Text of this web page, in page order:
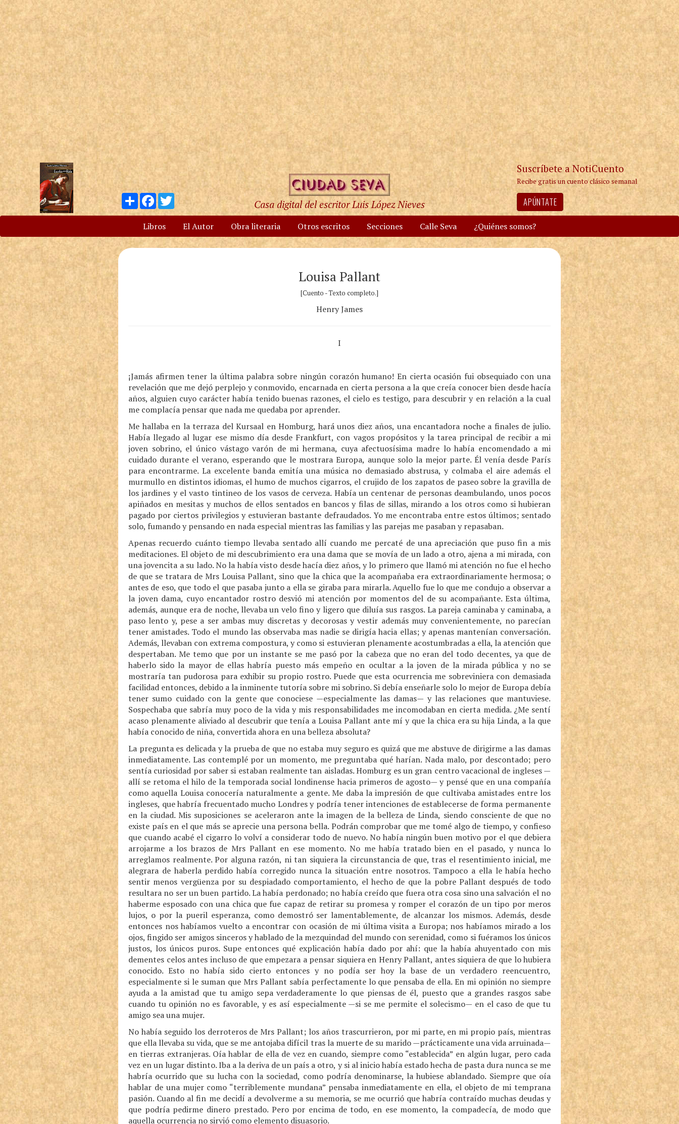
Compartir
Facebook
Twitter
Casa digital del escritor Luis López Nieves
Suscríbete a NotiCuento
Recibe gratis un cuento clásico semanal
APÚNTATE
Libros El Autor Obra literaria Otros escritos Secciones Calle Seva ¿Quiénes somos?
Louisa Pallant
[Cuento - Texto completo.]
Henry James
I
¡Jamás afirmen tener la última palabra sobre ningún corazón humano! En cierta ocasión fui obsequiado con una
revelación que me dejó perplejo y conmovido, encarnada en cierta persona a la que creía conocer bien desde hacía
años, alguien cuyo carácter había tenido buenas razones, el cielo es testigo, para descubrir y en relación a la cual
me complacía pensar que nada me quedaba por aprender.
Me hallaba en la terraza del Kursaal en Homburg, hará unos diez años, una encantadora noche a finales de julio.
Había llegado al lugar ese mismo día desde Frankfurt, con vagos propósitos y la tarea principal de recibir a mi
joven sobrino, el único vástago varón de mi hermana, cuya afectuosísima madre lo había encomendado a mi
cuidado durante el verano, esperando que le mostrara Europa, aunque solo la mejor parte. Él venía desde París
para encontrarme. La excelente banda emitía una música no demasiado abstrusa, y colmaba el aire además el
murmullo en distintos idiomas, el humo de muchos cigarros, el crujido de los zapatos de paseo sobre la gravilla de
los jardines y el vasto tintineo de los vasos de cerveza. Había un centenar de personas deambulando, unos pocos
apiñados en mesitas y muchos de ellos sentados en bancos y filas de sillas, mirando a los otros como si hubieran
pagado por ciertos privilegios y estuvieran bastante defraudados. Yo me encontraba entre estos últimos; sentado
solo, fumando y pensando en nada especial mientras las familias y las parejas me pasaban y repasaban.
Apenas recuerdo cuánto tiempo llevaba sentado allí cuando me percaté de una apreciación que puso fin a mis
meditaciones. El objeto de mi descubrimiento era una dama que se movía de un lado a otro, ajena a mi mirada, con
una jovencita a su lado. No la había visto desde hacía diez años, y lo primero que llamó mi atención no fue el hecho
de que se tratara de Mrs Louisa Pallant, sino que la chica que la acompañaba era extraordinariamente hermosa; o
antes de eso, que todo el que pasaba junto a ella se giraba para mirarla. Aquello fue lo que me condujo a observar a
la joven dama, cuyo encantador rostro desvió mi atención por momentos del de su acompañante. Esta última,
además, aunque era de noche, llevaba un velo fino y ligero que diluía sus rasgos. La pareja caminaba y caminaba, a
paso lento y, pese a ser ambas muy discretas y decorosas y vestir además muy convenientemente, no parecían
tener amistades. Todo el mundo las observaba mas nadie se dirigía hacia ellas; y apenas mantenían conversación.
Además, llevaban con extrema compostura, y como si estuvieran plenamente acostumbradas a ella, la atención que
despertaban. Me temo que por un instante se me pasó por la cabeza que no eran del todo decentes, ya que de
haberlo sido la mayor de ellas habría puesto más empeño en ocultar a la joven de la mirada pública y no se
mostraría tan pudorosa para exhibir su propio rostro. Puede que esta ocurrencia me sobreviniera con demasiada
facilidad entonces, debido a la inminente tutoría sobre mi sobrino. Si debía enseñarle solo lo mejor de Europa debía
tener sumo cuidado con la gente que conociese —especialmente las damas— y las relaciones que mantuviese.
Sospechaba que sabría muy poco de la vida y mis responsabilidades me incomodaban en cierta medida. ¿Me sentí
acaso plenamente aliviado al descubrir que tenía a Louisa Pallant ante mí y que la chica era su hija Linda, a la que
había conocido de niña, convertida ahora en una belleza absoluta?
La pregunta es delicada y la prueba de que no estaba muy seguro es quizá que me abstuve de dirigirme a las damas
inmediatamente. Las contemplé por un momento, me preguntaba qué harían. Nada malo, por descontado; pero
sentía curiosidad por saber si estaban realmente tan aisladas. Homburg es un gran centro vacacional de ingleses —
allí se retoma el hilo de la temporada social londinense hacia primeros de agosto— y pensé que en una compañía
como aquella Louisa conocería naturalmente a gente. Me daba la impresión de que cultivaba amistades entre los
ingleses, que habría frecuentado mucho Londres y podría tener intenciones de establecerse de forma permanente
en la ciudad. Mis suposiciones se aceleraron ante la imagen de la belleza de Linda, siendo consciente de que no
existe país en el que más se aprecie una persona bella. Podrán comprobar que me tomé algo de tiempo, y confieso
que cuando acabé el cigarro lo volví a considerar todo de nuevo. No había ningún buen motivo por el que debiera
arrojarme a los brazos de Mrs Pallant en ese momento. No me había tratado bien en el pasado, y nunca lo
arreglamos realmente. Por alguna razón, ni tan siquiera la circunstancia de que, tras el resentimiento inicial, me
alegrara de haberla perdido había corregido nunca la situación entre nosotros. Tampoco a ella le había hecho
sentir menos vergüenza por su despiadado comportamiento, el hecho de que la pobre Pallant después de todo
resultara no ser un buen partido. La había perdonado; no había creído que fuera otra cosa sino una salvación el no
haberme esposado con una chica que fue capaz de retirar su promesa y romper el corazón de un tipo por meros
lujos, o por la pueril esperanza, como demostró ser lamentablemente, de alcanzar los mismos. Además, desde
entonces nos habíamos vuelto a encontrar con ocasión de mi última visita a Europa; nos habíamos mirado a los
ojos, fingido ser amigos sinceros y hablado de la mezquindad del mundo con serenidad, como si fuéramos los únicos
justos, los únicos puros. Supe entonces qué explicación había dado por ahí: que la había ahuyentado con mis
dementes celos antes incluso de que empezara a pensar siquiera en Henry Pallant, antes siquiera de que lo hubiera
conocido. Esto no había sido cierto entonces y no podía ser hoy la base de un verdadero reencuentro,
especialmente si le suman que Mrs Pallant sabía perfectamente lo que pensaba de ella. En mi opinión no siempre
ayuda a la amistad que tu amigo sepa verdaderamente lo que piensas de él, puesto que a grandes rasgos sabe
cuando tu opinión no es favorable, y es así especialmente —si se me permite el solecismo— en el caso de que tu
amigo sea una mujer.
No había seguido los derroteros de Mrs Pallant; los años trascurrieron, por mi parte, en mi propio país, mientras
que ella llevaba su vida, que se me antojaba difícil tras la muerte de su marido —prácticamente una vida arruinada—
en tierras extranjeras. Oía hablar de ella de vez en cuando, siempre como “establecida” en algún lugar, pero cada
vez en un lugar distinto. Iba a la deriva de un país a otro, y si al inicio había estado hecha de pasta dura nunca se me
habría ocurrido que su lucha con la sociedad, como podría denominarse, la hubiese ablandado. Siempre que oía
hablar de una mujer como “terriblemente mundana” pensaba inmediatamente en ella, el objeto de mi temprana
pasión. Cuando al fin me decidí a devolverme a su memoria, se me ocurrió que habría contraído muchas deudas y
que podría pedirme dinero prestado. Pero por encima de todo, en ese momento, la compadecía, de modo que
aquella ocurrencia no sirvió como elemento disuasorio.